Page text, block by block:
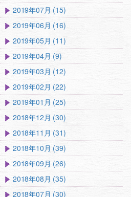
2019年07月 (15)
2019年06月 (16)
2019年05月 (11)
2019年04月 (9)
2019年03月 (12)
2019年02月 (22)
2019年01月 (25)
2018年12月 (30)
2018年11月 (31)
2018年10月 (39)
2018年09月 (26)
2018年08月 (35)
2018年07月 (30)